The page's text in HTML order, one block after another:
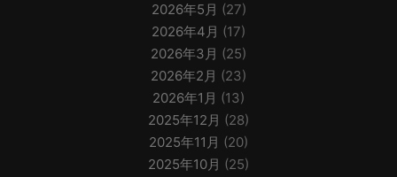
2026年5月 (27)
2026年4月 (17)
2026年3月 (25)
2026年2月 (23)
2026年1月 (13)
2025年12月 (28)
2025年11月 (20)
2025年10月 (25)